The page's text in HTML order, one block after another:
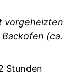
vorgeheizten
(ca.
Stunden